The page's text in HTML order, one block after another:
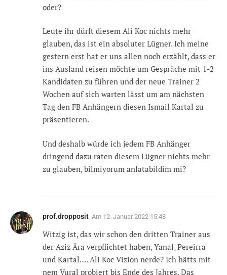
oder?
Leute ihr dürft diesem Ali Koc nichts mehr
glauben, das ist ein absoluter Lügner. Ich meine
gestern erst hat er uns allen noch erzählt, dass er
ins Ausland reisen möchte um Gespräche mit 1-2
Kandidaten zu führen und der neue Trainer 2
Wochen auf sich warten lässt um am nächsten
Tag den FB Anhängern diesen Ismail Kartal zu
präsentieren.
Und deshalb würde ich jedem FB Anhänger
dringend dazu raten diesem Lügner nichts mehr
zu glauben, bilmiyorum anlatabildim mi?
prof.dropposit Am 12. Januar 2022 15:48
Witzig ist, das wir schon den dritten Trainer aus
der Aziz Ära verpflichtet haben, Yanal, Pereirra
und Kartal…. Ali Koc Vizion nerde? Ich hätts mit
nem Vural probiert bis Ende des Jahres. Das